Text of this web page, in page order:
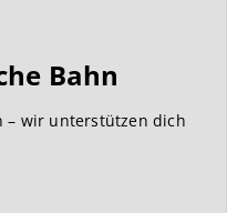
Bahn
– wir unterstützen dich